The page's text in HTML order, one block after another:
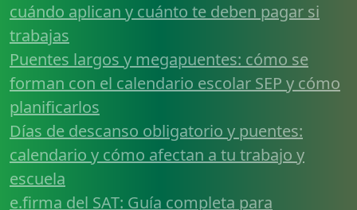
cuándo aplican y cuánto te deben pagar si
trabajas
Puentes largos y megapuentes: cómo se
forman con el calendario escolar SEP y cómo
planificarlos
Días de descanso obligatorio y puentes:
calendario y cómo afectan a tu trabajo y
escuela
e.firma del SAT: Guía completa para